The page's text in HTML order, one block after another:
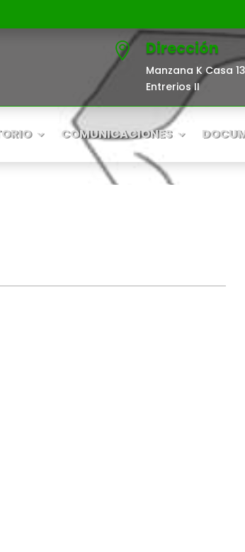
 Dirección
Manzana K Casa 13
Entrerios II
COMUNICACIONES